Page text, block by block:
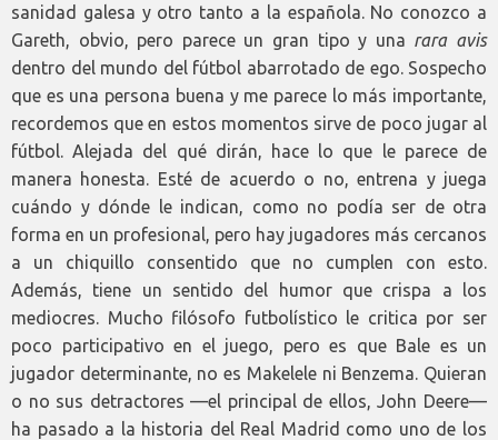
sanidad galesa y otro tanto a la española. No conozco a
Gareth, obvio, pero parece un gran tipo y una rara avis
dentro del mundo del fútbol abarrotado de ego. Sospecho
que es una persona buena y me parece lo más importante,
recordemos que en estos momentos sirve de poco jugar al
fútbol. Alejada del qué dirán, hace lo que le parece de
manera honesta. Esté de acuerdo o no, entrena y juega
cuándo y dónde le indican, como no podía ser de otra
forma en un profesional, pero hay jugadores más cercanos
a un chiquillo consentido que no cumplen con esto.
Además, tiene un sentido del humor que crispa a los
mediocres. Mucho filósofo futbolístico le critica por ser
poco participativo en el juego, pero es que Bale es un
jugador determinante, no es Makelele ni Benzema. Quieran
o no sus detractores —el principal de ellos, John Deere—
ha pasado a la historia del Real Madrid como uno de los